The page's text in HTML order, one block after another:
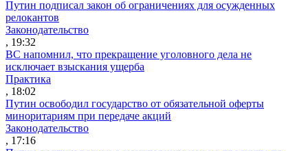
Путин подписал закон об ограничениях для осужденных
релокантов
Законодательство
, 19:32
ВС напомнил, что прекращение уголовного дела не
исключает взыскания ущерба
Практика
, 18:02
Путин освободил государство от обязательной оферты
миноритариям при передаче акций
Законодательство
, 17:16